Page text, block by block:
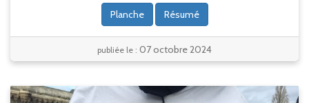
Planche Résumé
publiée le : 07 octobre 2024